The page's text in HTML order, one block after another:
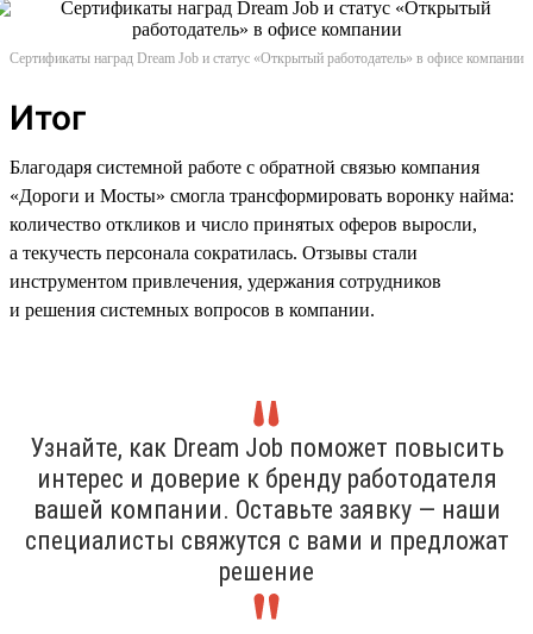
Сертификаты наград Dream Job и статус «Открытый работодатель» в офисе компании
Итог
Благодаря системной работе с обратной связью компания
«Дороги и Мосты» смогла трансформировать воронку найма:
количество откликов и число принятых оферов выросли,
а текучесть персонала сократилась. Отзывы стали
инструментом привлечения, удержания сотрудников
и решения системных вопросов в компании.
Узнайте, как Dream Job поможет повысить
интерес и доверие к бренду работодателя
вашей компании. Оставьте заявку — наши
специалисты свяжутся с вами и предложат
решение